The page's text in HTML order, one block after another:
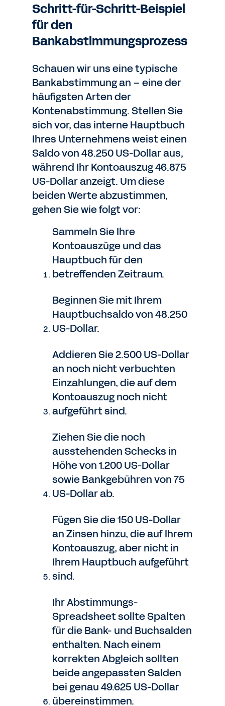
Schritt-für-Schritt-Beispiel
für den
Bankabstimmungsprozess
Schauen wir uns eine typische
Bankabstimmung an – eine der
häufigsten Arten der
Kontenabstimmung. Stellen Sie
sich vor, das interne Hauptbuch
Ihres Unternehmens weist einen
Saldo von 48.250 US-Dollar aus,
während Ihr Kontoauszug 46.875
US-Dollar anzeigt. Um diese
beiden Werte abzustimmen,
gehen Sie wie folgt vor:
Sammeln Sie Ihre
Kontoauszüge und das
Hauptbuch für den
betreffenden Zeitraum.
Beginnen Sie mit Ihrem
Hauptbuchsaldo von 48.250
US-Dollar.
Addieren Sie 2.500 US-Dollar
an noch nicht verbuchten
Einzahlungen, die auf dem
Kontoauszug noch nicht
aufgeführt sind.
Ziehen Sie die noch
ausstehenden Schecks in
Höhe von 1.200 US-Dollar
sowie Bankgebühren von 75
US-Dollar ab.
Fügen Sie die 150 US-Dollar
an Zinsen hinzu, die auf Ihrem
Kontoauszug, aber nicht in
Ihrem Hauptbuch aufgeführt
sind.
Ihr Abstimmungs-
Spreadsheet sollte Spalten
für die Bank- und Buchsalden
enthalten. Nach einem
korrekten Abgleich sollten
beide angepassten Salden
bei genau 49.625 US-Dollar
übereinstimmen.